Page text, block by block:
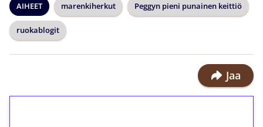
AIHEET marenkiherkut Peggyn pieni punainen keittiö
ruokablogit
Jaa